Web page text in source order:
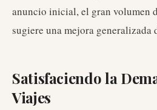
anuncio inicial, el gran volumen
sugiere una mejora generalizada
Satisfaciendo la
Viajes